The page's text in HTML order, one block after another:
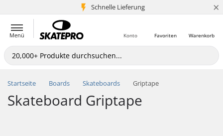
Schnelle Lieferung
5+ Mio. Kunden ×
Menü Warenkorb
Favoriten
Konto
Startseite Boards Skateboards Griptape
Skateboard Griptape